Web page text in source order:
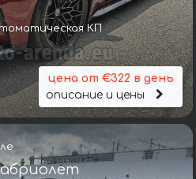
КП
цена от €322 в день
описание и цены